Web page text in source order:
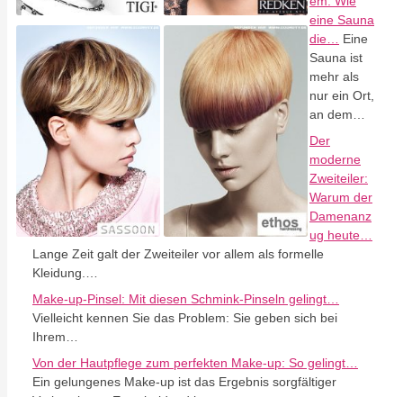
eine Sauna
die…
Eine
Sauna ist
mehr als
nur ein Ort,
an dem…
Der
moderne
Zweiteiler:
Warum der
Damenanz
ug heute…
Lange Zeit galt der Zweiteiler vor allem als formelle
Kleidung.…
Make-up-Pinsel: Mit diesen Schmink-Pinseln gelingt…
Vielleicht kennen Sie das Problem: Sie geben sich bei
Ihrem…
Von der Hautpflege zum perfekten Make-up: So gelingt…
Ein gelungenes Make-up ist das Ergebnis sorgfältiger